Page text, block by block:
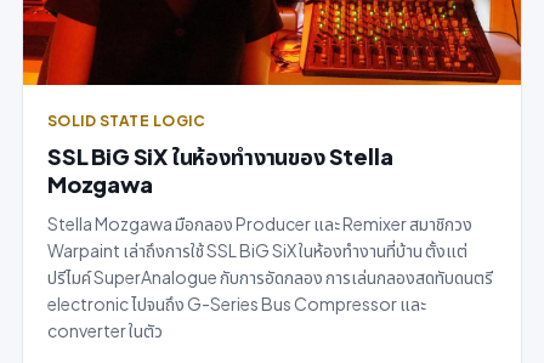
SOLID STATE LOGIC
SSL BiG SiX ในห้องทำงานของ Stella
Mozgawa
Stella Mozgawa มือกลอง Producer และ Remixer สมาชิกวง
Warpaint เล่าถึงการใช้ SSL BiG SiX ในห้องทำงานที่บ้าน ตั้งแต่
ปรีไมค์ SuperAnalogue กับการอัดกลอง การเล่นกลองสดทับดนตรี
electronic ไปจนถึง G-Series Bus Compressor และ
converter ในตัว